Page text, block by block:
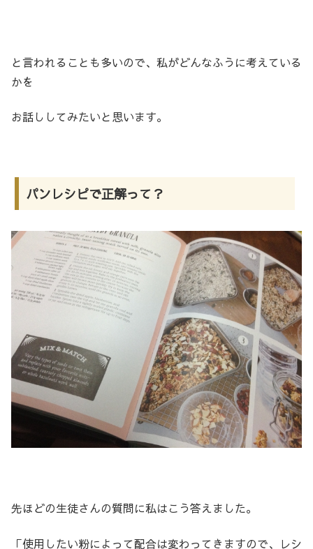
と言われることも多いので、私がどんなふうに考えている
かを
お話ししてみたいと思います。
パンレシピで正解って？
先ほどの生徒さんの質問に私はこう答えました。
「使用したい粉によって配合は変わってきますので、レシ